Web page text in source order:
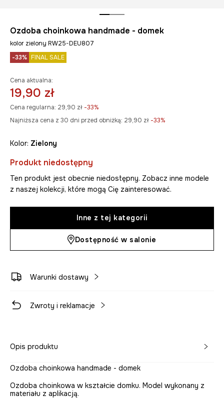
Ozdoba choinkowa handmade - domek
kolor zielony RW25-DEU807
-33% FINAL SALE
Cena aktualna:
19,90 zł
Cena regularna: 29,90 zł -33%
Najniższa cena z 30 dni przed obniżką: 29,90 zł -33%
Kolor: zielony
Produkt niedostępny
Ten produkt jest obecnie niedostępny. Zobacz inne modele
z naszej kolekcji, które mogą Cię zainteresować.
Inne z tej kategorii
Dostępność w salonie
Warunki dostawy
Zwroty i reklamacje
Opis produktu
Ozdoba choinkowa handmade - domek
Ozdoba choinkowa w kształcie domku. Model wykonany z
materiału z aplikacją.